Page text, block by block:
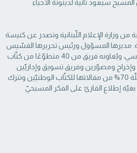
‏سيعود ثانية لدينونة الأحياء
من وزارة الإعلام اللّبنانية وتصدر عن كنيسة
مديرها المسؤول ‏ورئيس تحريرها القسّيس
د. ادكار طرابلسي، ويُعاونه فريق من 40 متطوّعًا من كتّاب
ومصوّرين وفريق تسويق وإداريّين.
تُخصّص المجلّة 70% من مقالاتها للكتّاب الوطنيّين ‏وتترك
بغيّة إطلاع القارئ على الفكر المسيحيّ